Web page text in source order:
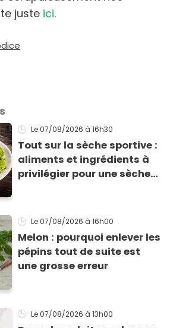
juste ici.
Le 07/08/2026 à 16h30
Tout sur la sèche sportive :
aliments et ingrédients à
privilégier pour une sèche
Le 07/08/2026 à 16h00
Melon : pourquoi enlever les
pépins tout de suite est
une grosse erreur
Le 07/08/2026 à 13h00